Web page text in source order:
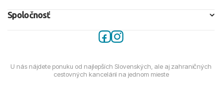
Spoločnosť
U nás nájdete ponuku od najlepších Slovenských, ale aj zahraničných
cestovných kancelárií na jednom mieste